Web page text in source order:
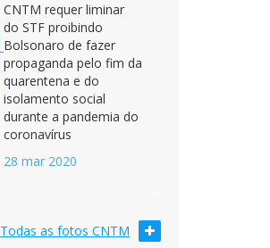
CNTM requer liminar
do STF proibindo
Bolsonaro de fazer
propaganda pelo fim da
quarentena e do
isolamento social
durante a pandemia do
coronavírus
28 mar 2020
Todas as fotos CNTM